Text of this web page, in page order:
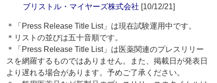
ブリストル・マイヤーズ株式会社 [10/12/21]
＊「Press Release Title List」は現在試験運用中です。
＊リストの並びは五十音順です。
＊「Press Release Title List」は医薬関連のプレスリリー
スを網羅するものではありません。また、掲載日が発表日
より遅れる場合があります。予めご了承ください。